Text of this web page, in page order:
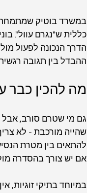
במשרד בוטיק שמתמחה
כללית ש"נגרם עוול".
הדרך הנכונה לפעול
ההבדל בין תגובה
מה להכין כבר
גם מי שטרם סורב, אבל
שהייה מורכבת - לא
להתאים בין מטרת
אם יש צורך בהסדרה
במיוחד בתיקי זוגיות,